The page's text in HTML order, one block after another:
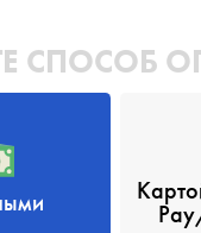
СПОСОБ